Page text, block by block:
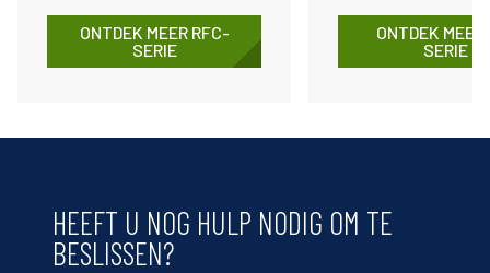
ONTDEK MEER RFC-
SERIE
ONTDEK
SERIE
HEEFT U NOG HULP NODIG OM TE
BESLISSEN?